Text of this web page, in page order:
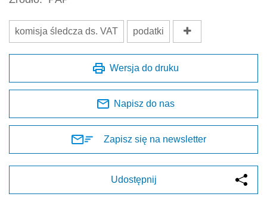
komisja śledcza ds. VAT podatki
Wersja do druku
Napisz do nas
Zapisz się na newsletter
Udostępnij